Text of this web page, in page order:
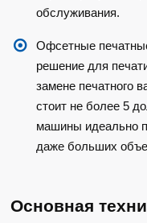
обслуживания.
Офсетные
решение для
замене печатного
стоит не более 5
машины идеально
даже больших
Основная